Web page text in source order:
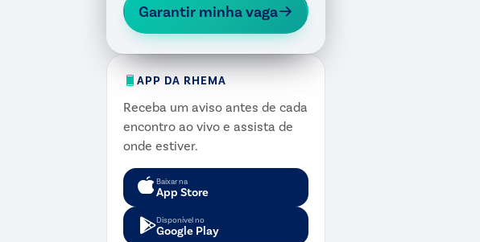
Garantir minha vaga
APP DA RHEMA
Receba um aviso antes de cada
encontro ao vivo e assista de
onde estiver.
Baixar na
App Store
Disponível no
Google Play